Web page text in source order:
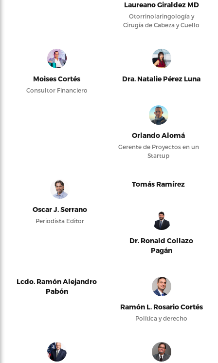
Laureano Giraldez MD
Otorrinolaringología y
Cirugía de Cabeza y Cuello
Moises Cortés
Consultor Financiero
Dra. Natalie Pérez Luna
Orlando Alomá
Gerente de Proyectos en un
Startup
Oscar J. Serrano
Periodista Editor
Tomás Ramírez
Dr. Ronald Collazo
Pagán
Lcdo. Ramón Alejandro
Pabón
Ramón L. Rosario Cortés
Política y derecho